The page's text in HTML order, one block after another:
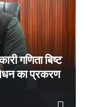
गणिता बिष्ट
का प्रकरण